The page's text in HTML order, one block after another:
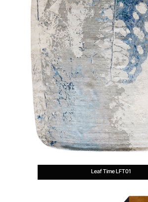
Leaf Time LFT01